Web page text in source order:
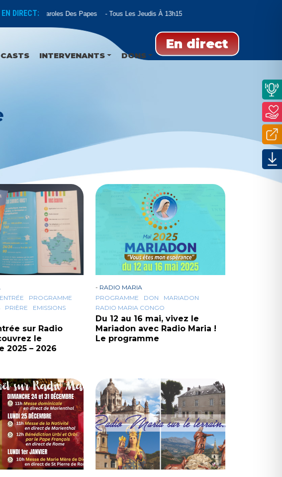
EN DIRECT:Paroles Des Papes Tous Les Jeudis À 13h15
En direct
INTERVENANTS DONS
PROGRAMME
PRIÈRE
EMISSIONS
sur Radio
le
2025 – 2026
- RADIO MARIA
PROGRAMME
DON
MARIADON
RADIO MARIA CONGO
Du 12 au 16 mai, vivez le
Mariadon avec Radio Maria !
Le programme